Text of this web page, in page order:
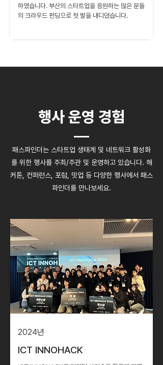
하였습니다. 부산의 스타트업을 응원하는 많은 분들
의 크라우드 펀딩으로 첫 발을 내디뎠습니다.
행사 운영 경험
패스파인더는 스타트업 생태계 및 네트워크 활성화
를 위한 행사를 주최/주관 및 운영하고 있습니다. 해
커톤, 컨퍼런스, 포럼, 밋업 등 다양한 행사에서 패스
파인더를 만나보세요.
2024년
ICT INNOHACK